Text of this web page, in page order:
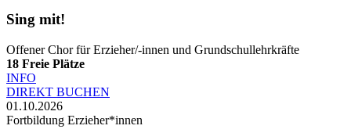
Sing mit!
Offener Chor für Erzieher/-innen und Grundschullehrkräfte
18 Freie Plätze
INFO
DIREKT BUCHEN
01.10.2026
Fortbildung Erzieher*innen